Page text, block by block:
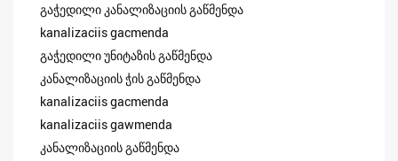
გაჭედილი კანალიზაციის გაწმენდა
kanalizaciis gacmenda
გაჭედილი უნიტაზის გაწმენდა
კანალიზაციის ჭის გაწმენდა
kanalizaciis gacmenda
kanalizaciis gawmenda
კანალიზაციის გაწმენდა